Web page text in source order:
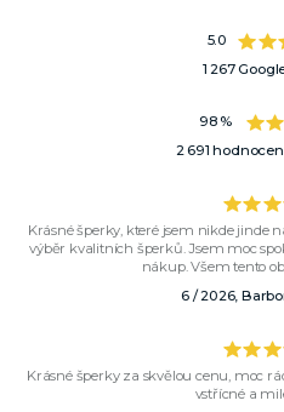
5.0
1 267
98 %
2 691
Krásné šperky, které jsem nikde jinde
výběr kvalitních šperků. Jsem moc
nákup. Všem tento
6 / 2026,
Krásné šperky za skvělou cenu, moc
vstřícné a